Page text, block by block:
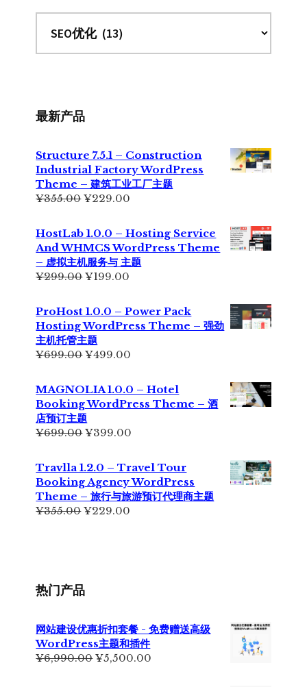
最新产品
Structure 7.5.1 – Construction
Industrial Factory WordPress
Theme – 建筑工业工厂主题
¥355.00原
为：
¥355.00。
¥229.00
价
格
为：
¥229.00。
HostLab 1.0.0 – Hosting Service
And WHMCS WordPress Theme
– 虚拟主机服务与 主题
¥299.00原
为：
¥299.00。
¥199.00
价
格
为：
ProHost 1.0.0 – Power Pack
Hosting WordPress Theme – 强劲
主机托管主题
¥699.00原
为：
¥699.00。
¥499.00
价
格
为：
MAGNOLIA 1.0.0 – Hotel
Booking WordPress Theme – 酒
店预订主题
¥699.00原
为：
¥699.00。
¥399.00
格
为：
¥399.00。
Travlla 1.2.0 – Travel Tour
Booking Agency WordPress
Theme – 旅行与旅游预订代理商主题
¥355.00原
¥229.00
热门产品
网站建设优惠折扣套餐 - 免费赠送高级
WordPress主题和插件
¥6,990.00原
¥5,500.00